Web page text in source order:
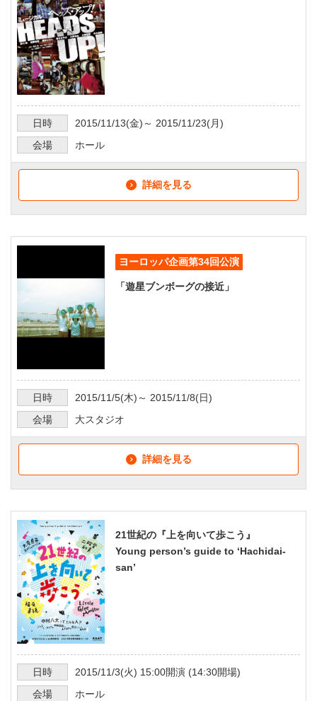
日時 2015/11/13(金)～ 2015/11/23(月)
会場
ホール
詳細を見る
ヨーロッパ企画第34回公演
「遊星ブンボーグの接近」
日時 2015/11/5(木)～ 2015/11/8(日)
会場
大スタジオ
詳細を見る
21世紀の『上を向いて歩こう』
Young person’s guide to ‘Hachidai-
san’
日時 2015/11/3(火) 15:00開演 (14:30開場)
会場
ホール